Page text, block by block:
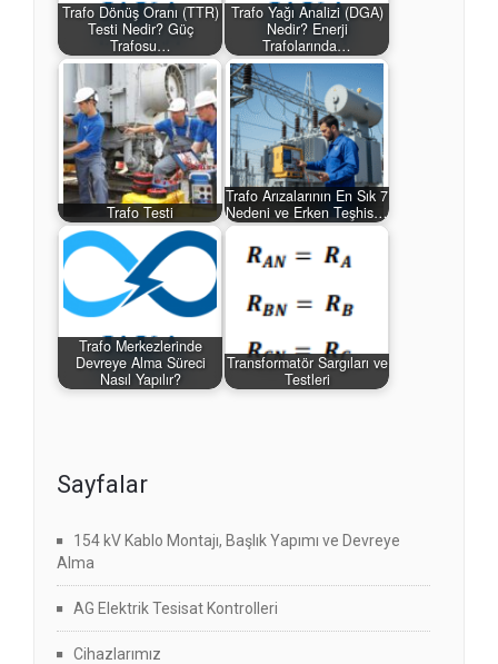
Trafo Dönüş Oranı (TTR)
Testi Nedir? Güç
Trafosu…
Trafo Yağı Analizi (DGA)
Nedir? Enerji
Trafolarında…
Trafo Testi
Trafo Arızalarının En Sık 7
Nedeni ve Erken Teşhis…
Trafo Merkezlerinde
Devreye Alma Süreci
Nasıl Yapılır?
Transformatör Sargıları ve
Testleri
Sayfalar
154 kV Kablo Montajı, Başlık Yapımı ve Devreye
Alma
AG Elektrik Tesisat Kontrolleri
Cihazlarımız